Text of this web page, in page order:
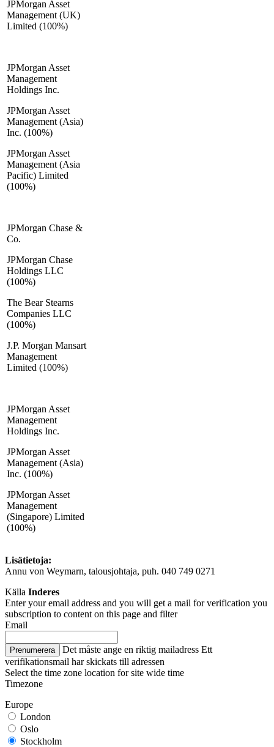
JPMorgan Asset
Management (UK)
Limited (100%)
JPMorgan Asset
Management
Holdings Inc.
JPMorgan Asset
Management (Asia)
Inc. (100%)
JPMorgan Asset
Management (Asia
Pacific) Limited
(100%)
JPMorgan Chase &
Co.
JPMorgan Chase
Holdings LLC
(100%)
The Bear Stearns
Companies LLC
(100%)
J.P. Morgan Mansart
Management
Limited (100%)
JPMorgan Asset
Management
Holdings Inc.
JPMorgan Asset
Management (Asia)
Inc. (100%)
JPMorgan Asset
Management
(Singapore) Limited
(100%)
Lisätietoja:
Annu von Weymarn, talousjohtaja, puh. 040 749 0271
Källa Inderes
Enter your email address and you will get a mail for verification you
subscription to content on this page and filter
Email
Prenumerera Det måste ange en riktig mailadress Ett
verifikationsmail har skickats till adressen
Select the time zone location for site wide time
Timezone
Europe
London
Oslo
Stockholm